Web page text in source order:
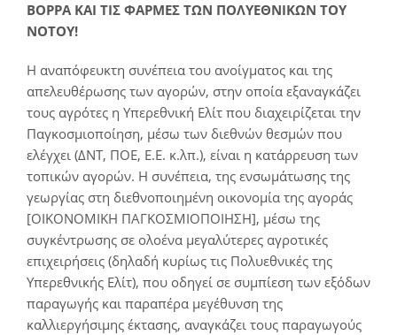
ΒΟΡΡΑ ΚΑΙ ΤΙΣ ΦΑΡΜΕΣ ΤΩΝ ΠΟΛΥΕΘΝΙΚΩΝ ΤΟΥ
ΝΟΤΟΥ!
Η αναπόφευκτη συνέπεια του ανοίγματος και της
απελευθέρωσης των αγορών, στην οποία εξαναγκάζει
τους αγρότες η Υπερεθνική Ελίτ που διαχειρίζεται την
Παγκοσμιοποίηση, μέσω των διεθνών θεσμών που
ελέγχει (ΔΝΤ, ΠΟΕ, Ε.Ε. κ.λπ.), είναι η κατάρρευση των
τοπικών αγορών. H συνέπεια, της ενσωμάτωσης της
γεωργίας στη διεθνοποιημένη οικονομία της αγοράς
[ΟΙΚΟΝΟΜΙΚΗ ΠΑΓΚΟΣΜΙΟΠΟΙΗΣΗ], μέσω της
συγκέντρωσης σε ολοένα μεγαλύτερες αγροτικές
επιχειρήσεις (δηλαδή κυρίως τις Πολυεθνικές της
Υπερεθνικής Ελίτ), που οδηγεί σε συμπίεση των εξόδων
παραγωγής και παραπέρα μεγέθυνση της
καλλιεργήσιμης έκτασης, αναγκάζει τους παραγωγούς